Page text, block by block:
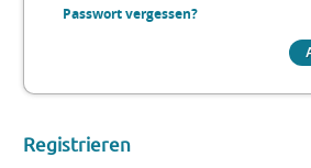
Passwort vergessen?
Registrieren